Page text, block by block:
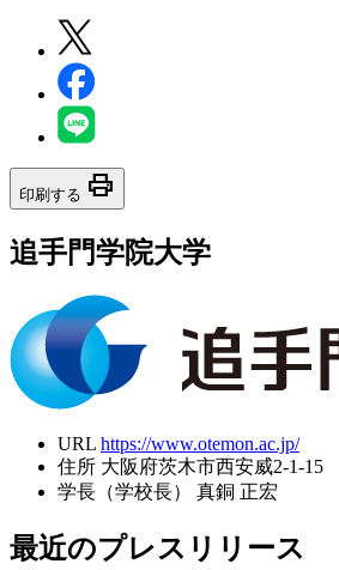
印刷する print
追手門学院大学
URL https://www.otemon.ac.jp/
住所 大阪府茨木市西安威2-1-15
学長（学校長）
真銅 正宏
最近のプレスリリース